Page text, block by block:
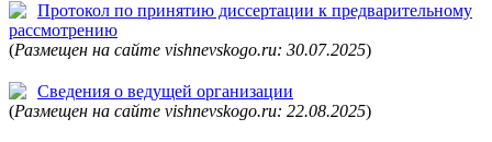
Протокол по принятию диссертации к предварительному
рассмотрению
(Размещен на сайте vishnevskogo.ru: 30.07.2025)
Сведения о ведущей организации
(Размещен на сайте vishnevskogo.ru: 22.08.2025)